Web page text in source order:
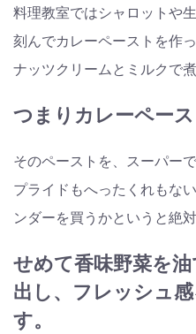
料理教室ではシャロットや
刻んでカレーペーストを作
ナッツクリームとミルクで
つまりカレーペー
そのペーストを、スーパー
プライドもへったくれもな
ンダーを買うかというと絶
せめて香味野菜を
出し、フレッシュ
す。